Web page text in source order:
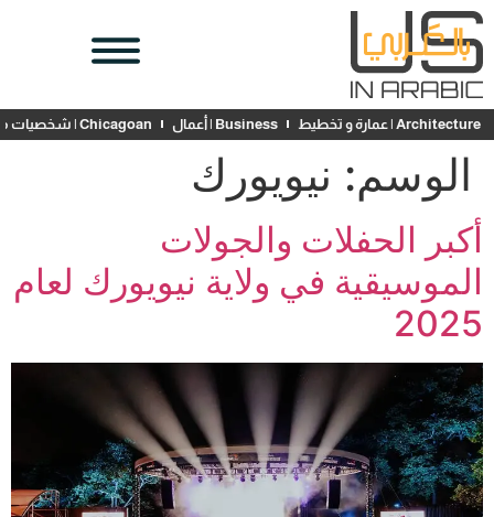
Architecture | عمارة و تخطيط Business | أعمال Chicagoan | شخصيات محلية
الوسم: نيويورك
أكبر الحفلات والجولات
الموسيقية في ولاية نيويورك لعام
2025